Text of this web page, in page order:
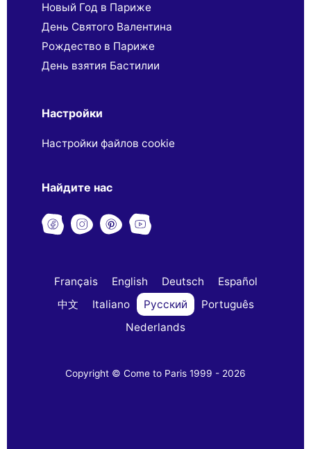
Новый Год в Париже
День Святого Валентина
Рождество в Париже
День взятия Бастилии
Настройки
Настройки файлов cookie
Найдите нас
Français English Deutsch
Español
中文
Italiano Русский
Português
Nederlands
Copyright © Come to Paris 1999 - 2026